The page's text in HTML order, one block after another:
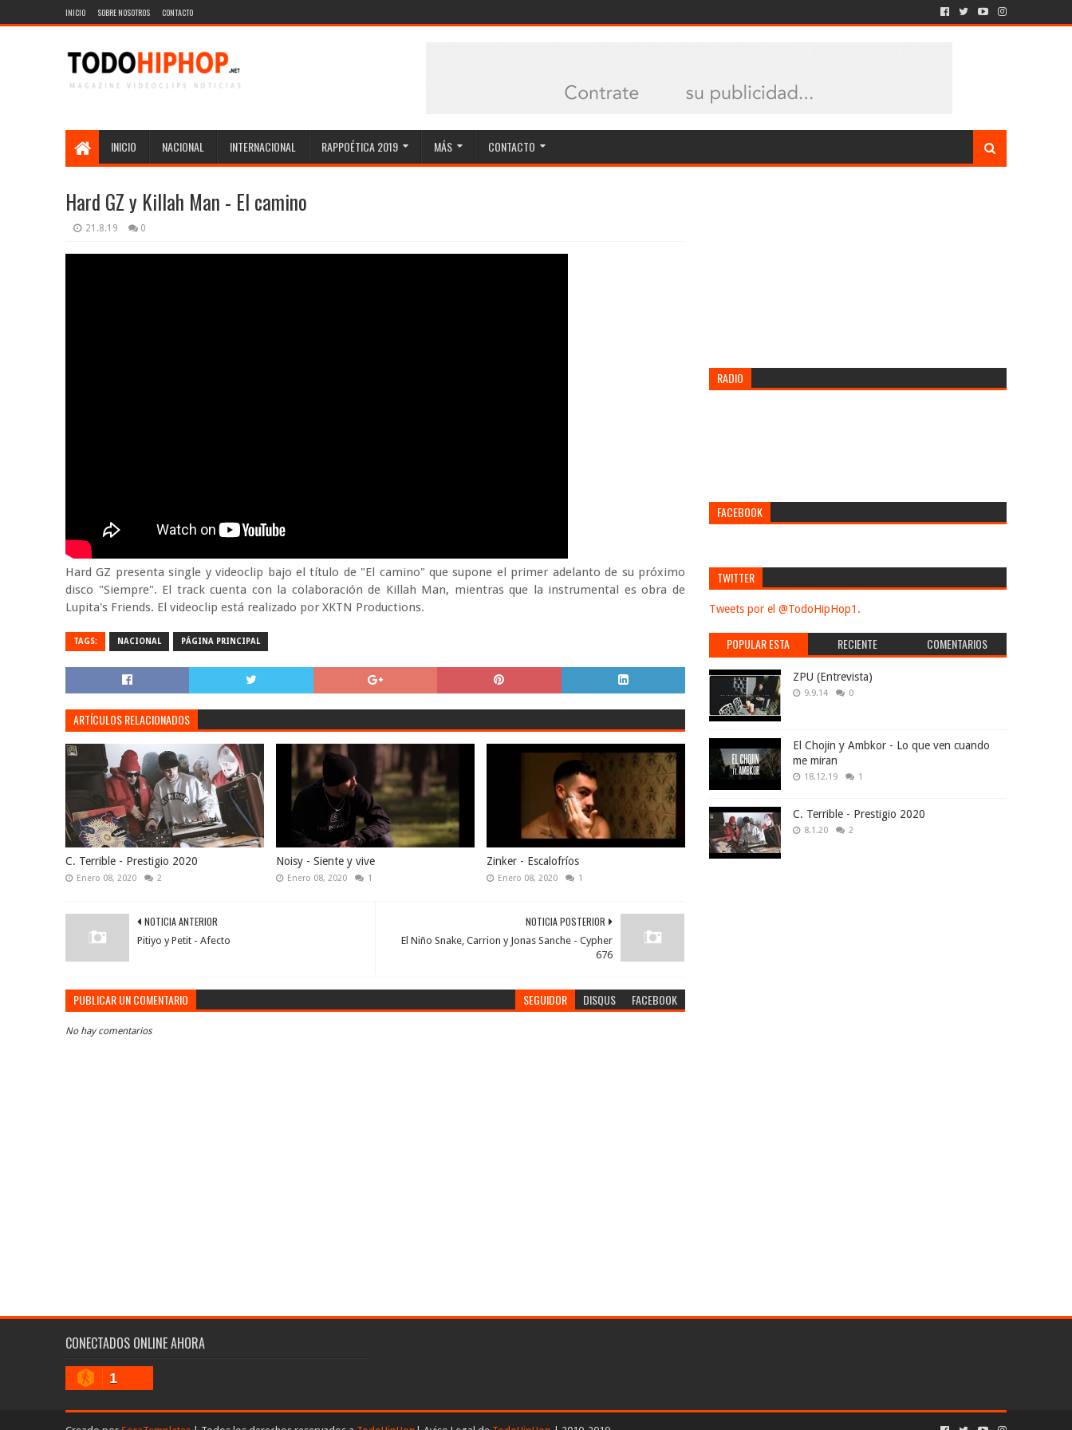
INICIO SOBRE NOSOTROS CONTACTO
INICIO NACIONAL INTERNACIONAL RAPPOÉTICA 2019 MÁS CONTACTO
Hard GZ y Killah Man - El camino
21.8.19 0
Hard GZ presenta single y videoclip bajo el título de "El camino" que supone el primer adelanto de su próximo
disco "Siempre". El track cuenta con la colaboración de Killah Man, mientras que la instrumental es obra de
Lupita's Friends. El videoclip está realizado por XKTN Productions.
TAGS: NACIONAL PÁGINA PRINCIPAL
ARTÍCULOS RELACIONADOS
C. Terrible - Prestigio 2020
Enero 08, 2020 2
Noisy - Siente y vive
Enero 08, 2020 1
Zinker - Escalofríos
Enero 08, 2020 1
NOTICIA POSTERIOR
El Niño Snake, Carrion y Jonas Sanche - Cypher
676
NOTICIA ANTERIOR
Pitiyo y Petit - Afecto
PUBLICAR UN COMENTARIO SEGUIDOR DISQUS FACEBOOK
No hay comentarios
RADIO
FACEBOOK
TWITTER
Tweets por el @TodoHipHop1.
POPULAR ESTA
SEMANA
RECIENTE COMENTARIOS
ZPU (Entrevista)
9.9.14 0
El Chojin y Ambkor - Lo que ven cuando
me miran
18.12.19 1
C. Terrible - Prestigio 2020
8.1.20 2
CONECTADOS ONLINE AHORA
1